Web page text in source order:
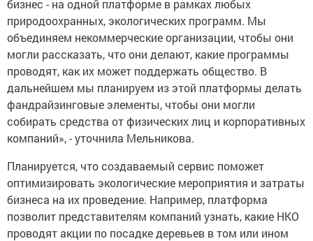
бизнес - на одной платформе в рамках любых
природоохранных, экологических программ. Мы
объединяем некоммерческие организации, чтобы они
могли рассказать, что они делают, какие программы
проводят, как их может поддержать общество. В
дальнейшем мы планируем из этой платформы делать
фандрайзинговые элементы, чтобы они могли
собирать средства от физических лиц и корпоративных
компаний», - уточнила Мельникова.
Планируется, что создаваемый сервис поможет
оптимизировать экологические мероприятия и затраты
бизнеса на их проведение. Например, платформа
позволит представителям компаний узнать, какие НКО
проводят акции по посадке деревьев в том или ином